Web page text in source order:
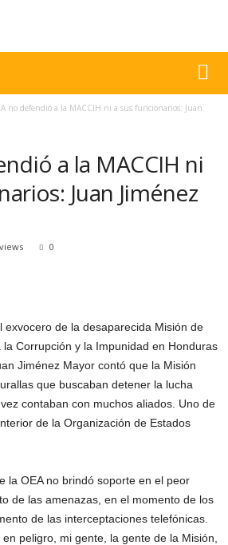
no defendió a la MACCIH ni a sus funcionarios: Juan
a la MACCIH ni
Juan Jiménez
0
exvocero de la desaparecida Misión de
la Corrupción y la Impunidad en Honduras
Jiménez Mayor contó que la Misión
que buscaban detener la lucha
contaban con muchos aliados. Uno de
de la Organización de Estados
la OEA no brindó soporte en el peor
de las amenazas, en el momento de los
de las interceptaciones telefónicas.
peligro, mi gente, la gente de la Misión,